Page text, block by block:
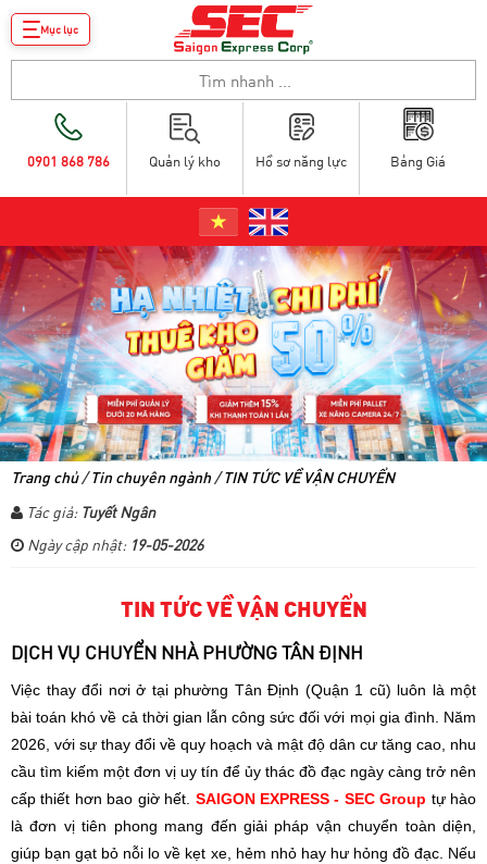
Bảng Giá
Hồ sơ năng lực
Quản lý kho
0901 868 786
Trang chủ/Tin chuyên ngành/TIN TỨC VỀ VẬN CHUYỂN
Tác giả: Tuyết Ngân
Ngày cập nhật: 19-05-2026
TIN TỨC VỀ VẬN CHUYỂN
DỊCH VỤ CHUYỂN NHÀ PHƯỜNG TÂN ĐỊNH
Việc thay đổi nơi ở tại phường Tân Định (Quận 1 cũ) luôn là một
bài toán khó về cả thời gian lẫn công sức đối với mọi gia đình. Năm
2026, với sự thay đổi về quy hoạch và mật độ dân cư tăng cao, nhu
cầu tìm kiếm một đơn vị uy tín để ủy thác đồ đạc ngày càng trở nên
cấp thiết hơn bao giờ hết. SAIGON EXPRESS - SEC Group tự hào
là đơn vị tiên phong mang đến giải pháp vận chuyển toàn diện,
giúp bạn gạt bỏ nỗi lo về kẹt xe, hẻm nhỏ hay hư hỏng đồ đạc. Nếu
Mục lục